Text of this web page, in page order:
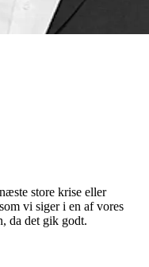
store krise eller
vi siger i en af vores
da det gik godt.